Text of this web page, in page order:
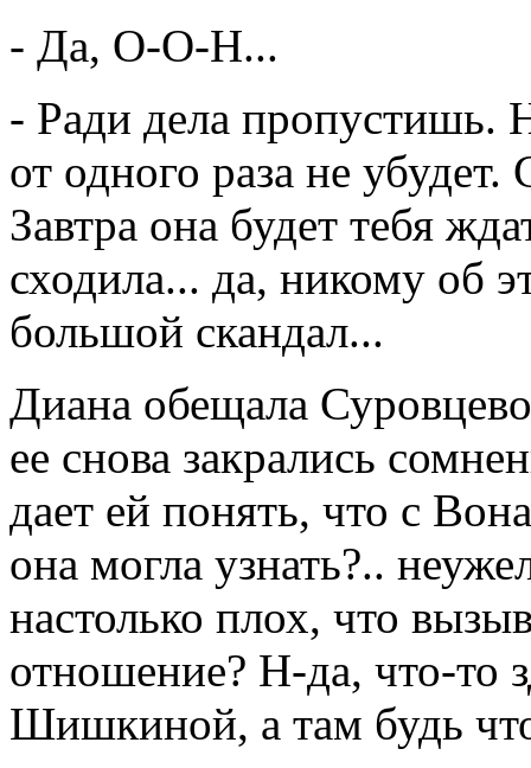
- Да, О-О-Н...
- Ради дела пропустишь.
от одного раза не
Завтра она будет тебя
сходила... да, никому об
большой скандал...
Диана обещала
ее снова закрались
дает ей понять, что с
она могла узнать?..
настолько плох, что
отношение? Н-да, что-то
Шишкиной, а там будь